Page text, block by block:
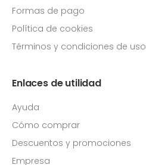
Formas de pago
Política de cookies
Términos y condiciones de uso
Enlaces de utilidad
Ayuda
Cómo comprar
Descuentos y promociones
Empresa